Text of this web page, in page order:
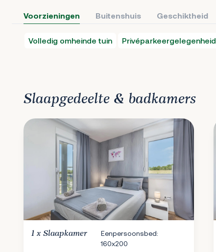
Voorzieningen Buitenshuis Geschiktheid
Volledig omheinde tuin Privéparkeergelegenheid
Slaapgedeelte & badkamers
1 x Slaapkamer
Eenpersoonsbed:
160x200